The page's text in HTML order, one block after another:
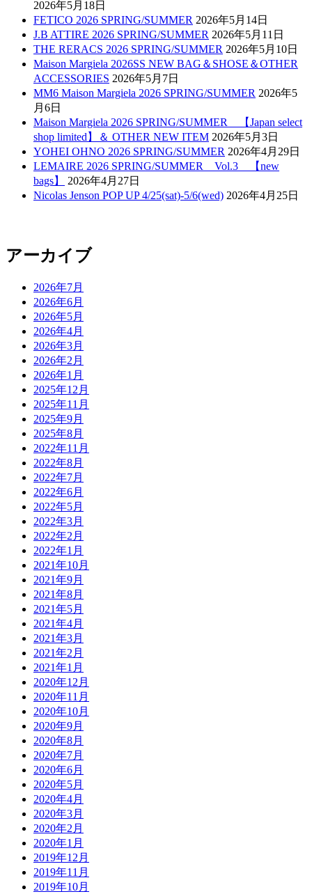
2026年5月18日
FETICO 2026 SPRING/SUMMER 2026年5月14日
J.B ATTIRE 2026 SPRING/SUMMER 2026年5月11日
THE RERACS 2026 SPRING/SUMMER 2026年5月10日
Maison Margiela 2026SS NEW BAG＆SHOSE＆OTHER
ACCESSORIES 2026年5月7日
MM6 Maison Margiela 2026 SPRING/SUMMER 2026年5
月6日
Maison Margiela 2026 SPRING/SUMMER 【Japan select
shop limited】＆ OTHER NEW ITEM 2026年5月3日
YOHEI OHNO 2026 SPRING/SUMMER 2026年4月29日
LEMAIRE 2026 SPRING/SUMMER Vol.3 【new
bags】
2026年4月27日
Nicolas Jenson POP UP 4/25(sat)-5/6(wed) 2026年4月25日
アーカイブ
2026年7月
2026年6月
2026年5月
2026年4月
2026年3月
2026年2月
2026年1月
2025年12月
2025年11月
2025年9月
2025年8月
2022年11月
2022年8月
2022年7月
2022年6月
2022年5月
2022年3月
2022年2月
2022年1月
2021年10月
2021年9月
2021年8月
2021年5月
2021年4月
2021年3月
2021年2月
2021年1月
2020年12月
2020年11月
2020年10月
2020年9月
2020年8月
2020年7月
2020年6月
2020年5月
2020年4月
2020年3月
2020年2月
2020年1月
2019年12月
2019年11月
2019年10月